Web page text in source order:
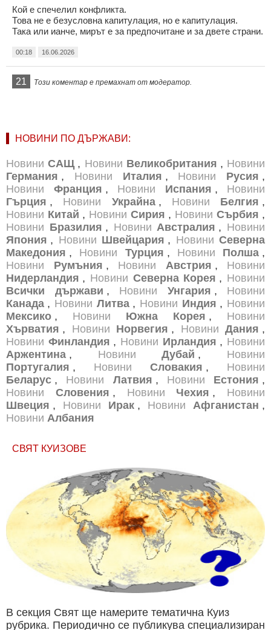
Кой е спечелил конфликта.
Това не е безусловна капитулация, но е капитулация.
Така или ианче, мирът е за предпочитане и за двете страни.
00:18 16.06.2026
21 Този коментар е премахнат от модератор.
НОВИНИ ПО ДЪРЖАВИ:
Новини САЩ , Новини Великобритания , Новини
Германия , Новини Италия , Новини Русия ,
Новини
Франция , Новини Испания , Новини
Гърция , Новини Украйна , Новини Белгия ,
Новини Китай , Новини Сирия , Новини Сърбия ,
Новини Бразилия , Новини Австралия , Новини
Япония , Новини Швейцария , Новини Северна
Македония , Новини Турция , Новини Полша ,
Новини
Румъния , Новини Австрия , Новини
Нидерландия , Новини Северна Корея , Новини
Всички държави , Новини Унгария , Новини
Канада , Новини Литва , Новини Индия , Новини
Мексико , Новини Южна Корея , Новини
Хърватия , Новини Норвегия , Новини Дания ,
Новини Финландия , Новини Ирландия , Новини
Аржентина , Новини Дубай , Новини
Португалия , Новини Словакия , Новини
Беларус , Новини Латвия , Новини Естония ,
Новини
Словения , Новини Чехия , Новини
Швеция , Новини Ирак , Новини Афганистан ,
Новини Албания
СВЯТ КУИЗОВЕ
В секция Свят ще намерите тематична Куиз
рубрика. Периодично се публикува специализиран